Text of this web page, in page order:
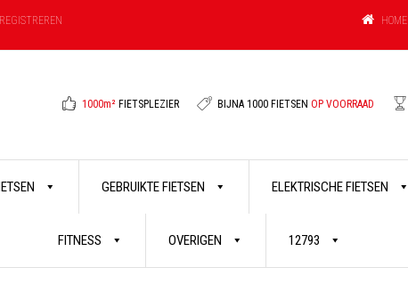
REGISTREREN HOME
1000m² FIETSPLEZIER BIJNA 1000 FIETSEN OP VOORRAAD
GEBRUIKTE FIETSEN ELEKTRISCHE FIETSEN
FITNESS OVERIGEN 12793